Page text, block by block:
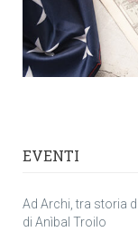
EVENTI
Ad Archi, tra storia
di Anìbal Troilo